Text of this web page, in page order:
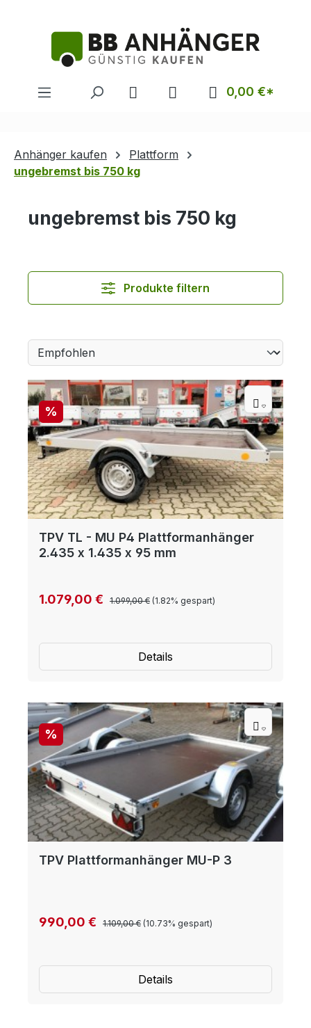
0,00 €*
Anhänger kaufen
Plattform
ungebremst bis 750 kg
ungebremst bis 750 kg
Produkte filtern
Rabatt
%
TPV TL - MU P4 Plattformanhänger
2.435 x 1.435 x 95 mm
Verkaufspreis:
1.079,00 € Regulärer Preis:
1.099,00 € (1.82% gespart)
Details
Rabatt
%
TPV Plattformanhänger MU-P 3
Verkaufspreis:
990,00 € Regulärer Preis:
1.109,00 € (10.73% gespart)
Details